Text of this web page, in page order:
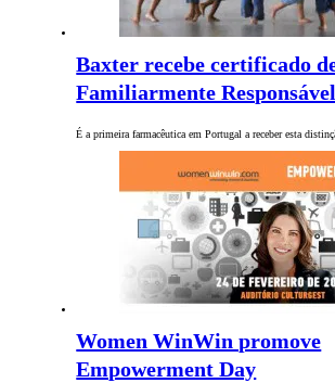
Baxter recebe certificado
Familiarmente Responsável
É a primeira farmacêutica em Portugal a receber esta
Women WinWin promove
Empowerment Day